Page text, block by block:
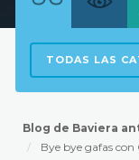
TODAS LAS
Blog de Baviera
Bye bye gafas